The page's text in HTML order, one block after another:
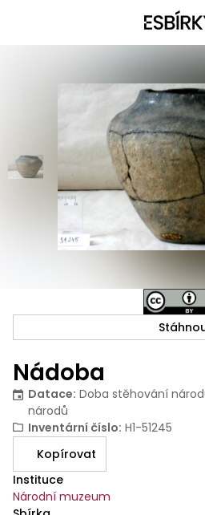
Nádoba
Datace: Doba stěhování
národů
Inventární číslo: H1-51245
Kopírovat
Instituce
Národní muzeum